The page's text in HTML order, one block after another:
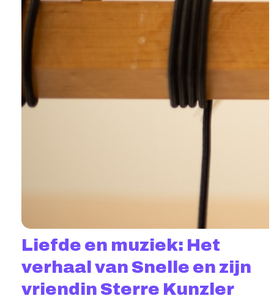
Liefde en muziek: Het
verhaal van Snelle en zijn
vriendin Sterre Kunzler